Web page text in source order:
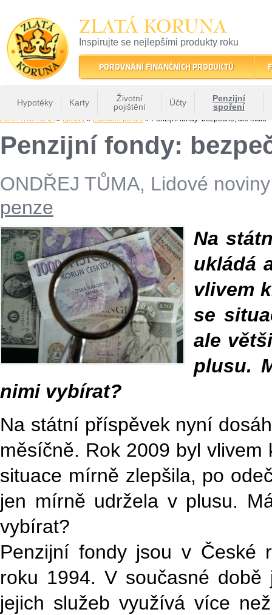
ZLATÁ KORUNA
Inspirujte se nejlepšími produkty roku
22 let tradice a kvality na finančním trhu
POROVNÁNÍ FINANČNÍCH PRODUKTŮ
Hypotéky Karty
Životní
pojištění
Účty
Penzijní
spoření
ZLATÁ KORUNA» Zprávy » Zajištění penze » Penzijní fondy: bezpečně, ale málo
Penzijní fondy:
ONDŘEJ TŮMA, Lidové noviny
penze
Na
ukládá
vlivem
se
ale
plusu.
nimi vybírat?
Na státní příspěvek nyní
měsíčně. Rok 2009 byl
situace mírně zlepšila, po
jen mírně udržela v plusu.
vybírat?
Penzijní fondy jsou v České
roku 1994. V současné
jejich služeb využívá více